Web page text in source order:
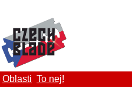
Oblasti To nej!